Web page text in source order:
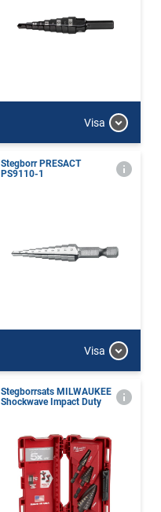
Visa
Stegborr PRESACT
PS9110-1
Visa
Stegborrsats MILWAUKEE
Shockwave Impact Duty